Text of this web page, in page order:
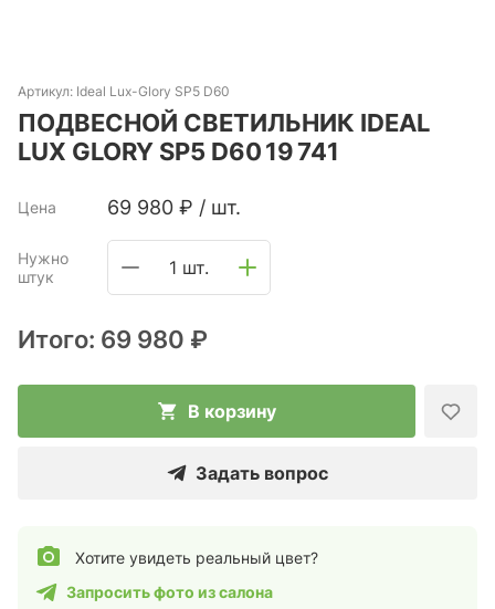
Артикул: Ideal Lux-Glory SP5 D60
ПОДВЕСНОЙ СВЕТИЛЬНИК IDEAL
LUX GLORY SP5 D60 19 741
Цена 69 980 ₽ / шт.
Нужно
штук
1 шт.
Итого: 69 980 ₽
В корзину
Задать вопрос
Хотите увидеть реальный цвет?
Запросить фото из салона